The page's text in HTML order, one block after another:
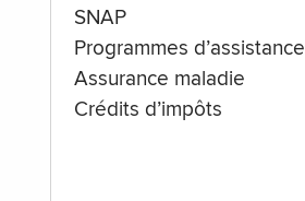
SNAP
Programmes d’assistance
Assurance maladie
Crédits d’impôts